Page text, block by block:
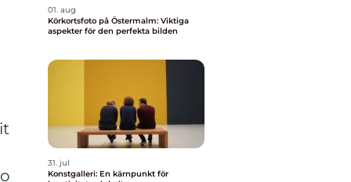
01. aug
Körkortsfoto på Östermalm: Viktiga
aspekter för den perfekta bilden
31. jul
Konstgalleri: En kärnpunkt för